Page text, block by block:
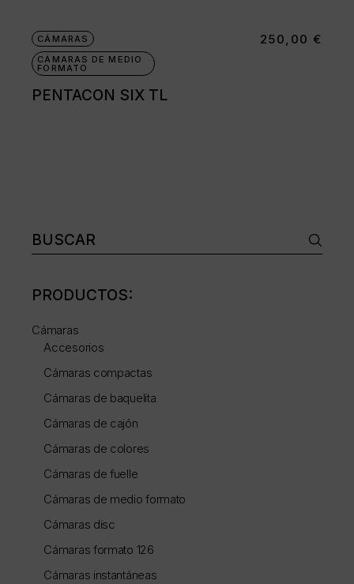
CÁMARAS
CÁMARAS DE MEDIO
FORMATO
PENTACON SIX TL
250,00 €
Buscar:
PRODUCTOS:
Cámaras
Accesorios
Cámaras compactas
Cámaras de baquelita
Cámaras de cajón
Cámaras de colores
Cámaras de fuelle
Cámaras de medio formato
Cámaras disc
Cámaras formato 126
Cámaras instantáneas